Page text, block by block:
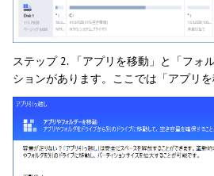
ステップ 2. 「アプリを移動」と「フォ
ションがあります。ここでは「アプリを